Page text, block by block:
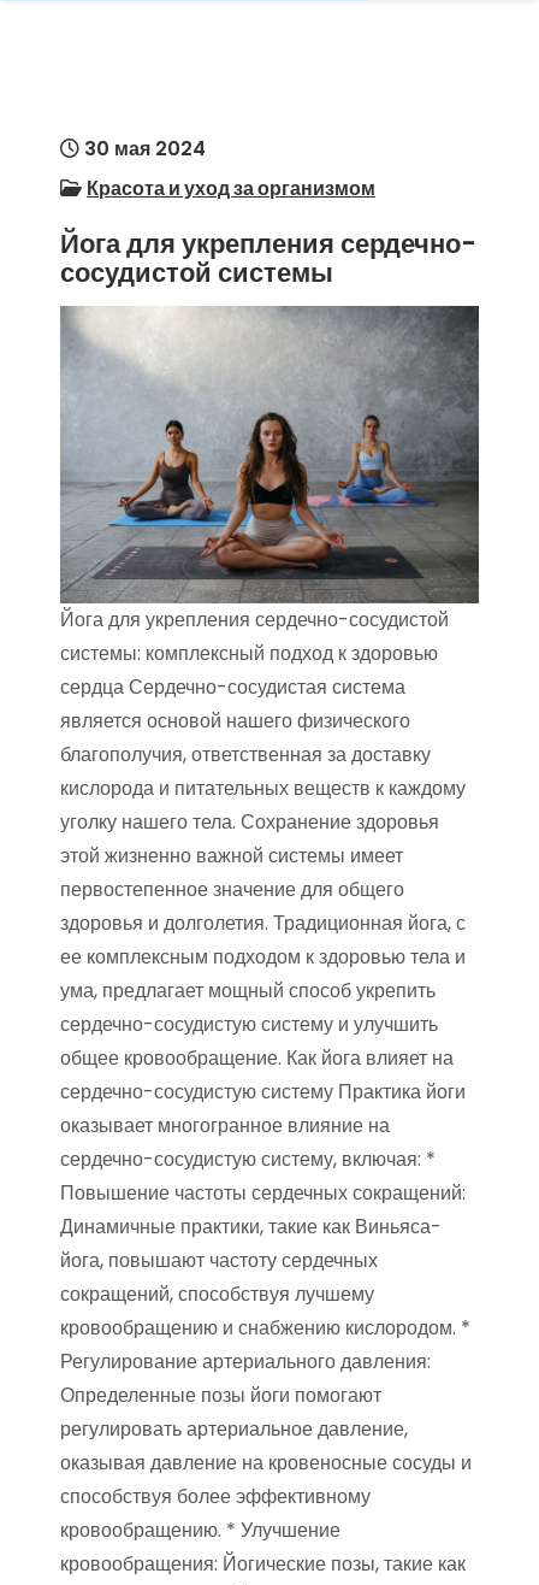
30 мая 2024
Красота и уход за организмом
Йога для укрепления сердечно-
сосудистой системы
Йога для укрепления сердечно-сосудистой
системы: комплексный подход к здоровью
сердца Сердечно-сосудистая система
является основой нашего физического
благополучия, ответственная за доставку
кислорода и питательных веществ к каждому
уголку нашего тела. Сохранение здоровья
этой жизненно важной системы имеет
первостепенное значение для общего
здоровья и долголетия. Традиционная йога, с
ее комплексным подходом к здоровью тела и
ума, предлагает мощный способ укрепить
сердечно-сосудистую систему и улучшить
общее кровообращение. Как йога влияет на
сердечно-сосудистую систему Практика йоги
оказывает многогранное влияние на
сердечно-сосудистую систему, включая: *
Повышение частоты сердечных сокращений:
Динамичные практики, такие как Виньяса-
йога, повышают частоту сердечных
сокращений, способствуя лучшему
кровообращению и снабжению кислородом. *
Регулирование артериального давления:
Определенные позы йоги помогают
регулировать артериальное давление,
оказывая давление на кровеносные сосуды и
способствуя более эффективному
кровообращению. * Улучшение
кровообращения: Йогические позы, такие как